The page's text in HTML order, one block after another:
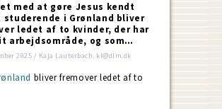
med at gøre Jesus kendt
studerende i Grønland bliver
ledet af to kvinder, der har
arbejdsområde, og som…
2025 / Kaja Lauterbach, kl@dlm.dk
bliver fremover ledet af to